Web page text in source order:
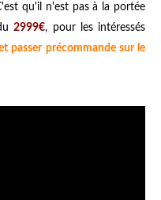
qu'il n'est pas à la portée
2999€, pour les intéressés
passer précommande sur le